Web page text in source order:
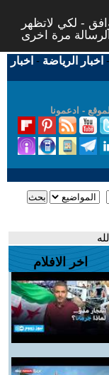
- لكي لاتظهر
- اخبار الرياضة - اخبار
- ادعمونا
اخر الافلام